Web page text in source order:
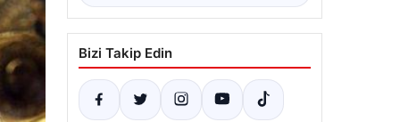
Bizi Takip Edin